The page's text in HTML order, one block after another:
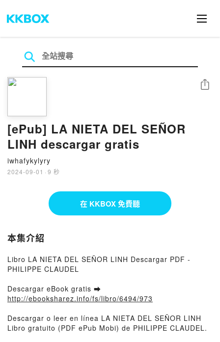
[ePub] LA NIETA DEL SEÑOR
LINH descargar gratis
iwhafykylyry
2024-09-01 · 9 秒
分享
在 KKBOX 免費聽
本集介紹
Libro LA NIETA DEL SEÑOR LINH Descargar PDF -
PHILIPPE CLAUDEL
Descargar eBook gratis ➡
http://ebooksharez.info/fs/libro/6494/973
Descargar o leer en línea LA NIETA DEL SEÑOR LINH
Libro gratuito (PDF ePub Mobi) de PHILIPPE CLAUDEL.